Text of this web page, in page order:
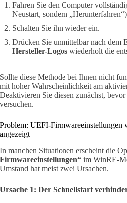
Fahren Sie den Computer
Neustart, sondern
Schalten Sie ihn wieder ein.
Drücken Sie unmittelbar nach dem
Hersteller-Logos wiederholt die
Sollte diese Methode bei Ihnen nicht
mit hoher Wahrscheinlichkeit am
Deaktivieren Sie diesen zunächst, bevor
versuchen.
Problem: UEFI-Firmwareeinstellungen
angezeigt
In manchen Situationen erscheint die
Firmwareeinstellungen“ im WinRE-
Umstand hat meist zwei Ursachen.
Ursache 1: Der Schnellstart